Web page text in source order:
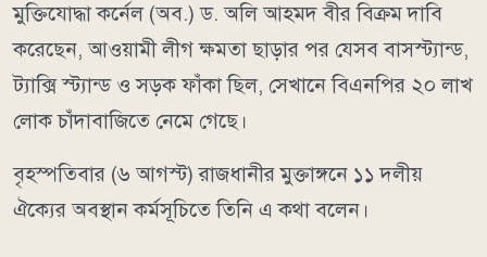
মুক্তিযোদ্ধা কর্নেল (অব.) ড. অলি আহমদ বীর বিক্রম দাবি
করেছেন, আওয়ামী লীগ ক্ষমতা ছাড়ার পর যেসব বাসস্ট্যান্ড,
ট্যাক্সি স্ট্যান্ড ও সড়ক ফাঁকা ছিল, সেখানে বিএনপির ২০ লাখ
লোক চাঁদাবাজিতে নেমে গেছে।
বৃহস্পতিবার (৬ আগস্ট) রাজধানীর মুক্তাঙ্গনে ১১ দলীয়
ঐক্যের অবস্থান কর্মসূচিতে তিনি এ কথা বলেন।